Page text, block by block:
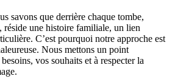
savons que derrière chaque tombe,
réside une histoire familiale, un lien
C’est pourquoi notre approche est
Nous mettons un point
vos souhaits et à respecter la